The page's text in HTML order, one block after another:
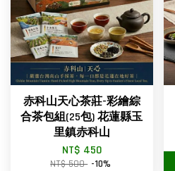
赤科山天心茶莊-彩繪綜
合茶包組(25包) 花蓮縣玉
里鎮赤科山
NT$ 450
NT$ 500 -10%